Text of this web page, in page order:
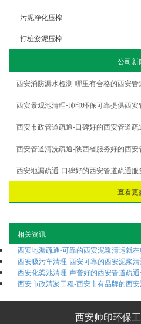
污泥净化压榨
打桩淤泥压榨
公司新
西安消防漏水检测-哪里有合格的西安管
西安景观池清理-帅印环保可靠提供西安
西安市政管道疏通-口碑好的西安管道疏
西安管道清洗疏通-陕西省服务好的西
西安地漏疏通-口碑好的西安管道疏通服
查看更
相关资讯
西安地漏疏通-可靠的西安泥浆清运就
西安吸污车清理-西安可靠的西安泥浆
西安化粪池清理-声誉好的西安管道疏
西安市政清淤工程-西安市有品牌的西
西安帅印环保